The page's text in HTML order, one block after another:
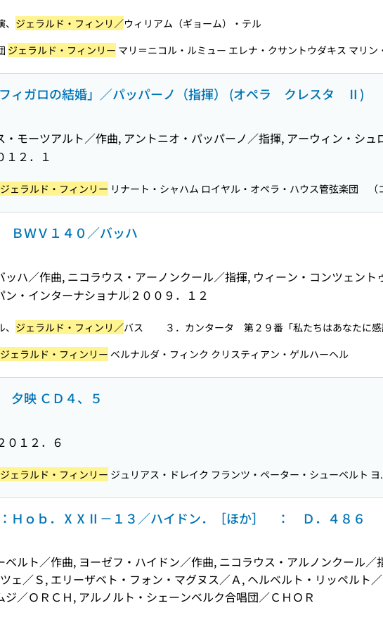
ジェラルド・フィンリ／ウィリアム（ギョーム）・テル
ジェラルド・フィンリー マリ＝ニコル・ルミュー エレナ・クサントウダキス マリン
ィガロの結婚」／パッパーノ（指揮） (オペラ クレスタ Ⅱ)
モーツアルト／作曲, アントニオ・パッパーノ／指揮, アーウィン・シュ
１２．１
ジェラルド・フィンリー リナート・シャハム ロイヤル・オペラ・ハウス管弦楽団 （
ＷＶ１４０／バッハ
ッハ／作曲, ニコラウス・アーノンクール／指揮, ウィーン・コンツェント
ン・インターナショナル ２００９．１２
ジェラルド・フィンリ／バス ３．カンタータ 第２９番「私たちはあなたに感
ジェラルド・フィンリー ベルナルダ・フィンク クリスティアン・ゲルハーヘル
映 ＣＤ４、５
０１２．６
ジェラルド・フィンリー ジュリアス・ドレイク フランツ・ペーター・シューベルト ヨ
：Ｈｏｂ．ⅩⅩⅡ－１３／ハイドン．［ほか］ ： Ｄ．４８６
ベルト／作曲, ヨーゼフ・ハイドン／作曲, ニコラウス・アルノンクール
ェ／Ｓ, エリーザベト・フォン・マグヌス／Ａ, ヘルベルト・リッペルト
／ＯＲＣＨ, アルノルト・シェーンベルク合唱団／ＣＨＯＲ